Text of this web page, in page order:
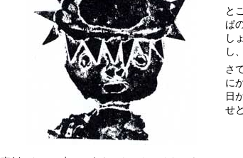
と
ぱ
し
し
さ
に
日
せ